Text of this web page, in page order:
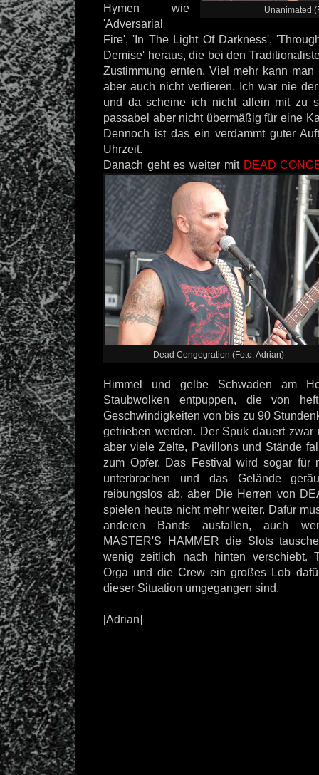
Unanimated
Hymen wie
'Adversarial
Fire', 'In The Light Of Darkness',
Demise' heraus, die bei den
Zustimmung ernten. Viel mehr kann
aber auch nicht verlieren. Ich war nie
und da scheine ich nicht allein mit zu
passabel aber nicht übermäßig für eine
Dennoch ist das ein verdammt guter
Uhrzeit.
Danach geht es weiter mit DEAD
Dead Congegration (Foto: Adrian)
Himmel und gelbe Schwaden am
Staubwolken entpuppen, die von
Geschwindigkeiten von bis zu 90
getrieben werden. Der Spuk dauert zwar
aber viele Zelte, Pavillons und Stände
zum Opfer. Das Festival wird sogar für
unterbrochen und das Gelände
reibungslos ab, aber Die Herren von
spielen heute nicht mehr weiter. Dafür
anderen Bands ausfallen, auch
MASTER'S HAMMER die Slots
wenig zeitlich nach hinten verschiebt.
Orga und die Crew ein großes Lob
dieser Situation umgegangen sind.
[Adrian]